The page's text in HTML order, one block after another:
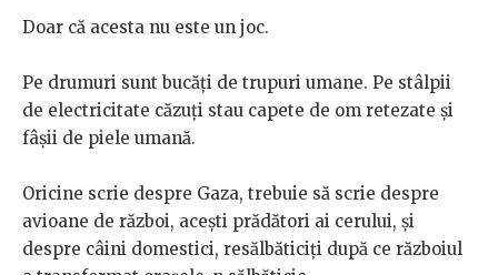
Doar că acesta nu este un joc.
Pe drumuri sunt bucăți de trupuri umane. Pe stâlpii
de electricitate căzuți stau capete de om retezate și
fâșii de piele umană.
Oricine scrie despre Gaza, trebuie să scrie despre
avioane de război, acești prădători ai cerului, și
despre câini domestici, resălbăticiți după ce războiul